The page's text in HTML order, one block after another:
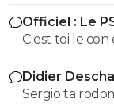
Officiel : Le
C est toi le
Akliouche
Didier
Mondial
Sergio ta